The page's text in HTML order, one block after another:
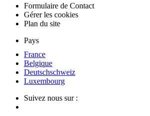
Formulaire de Contact
Gérer les cookies
Plan du site
Pays
France
Belgique
Deutschschweiz
Luxembourg
Suivez nous sur :